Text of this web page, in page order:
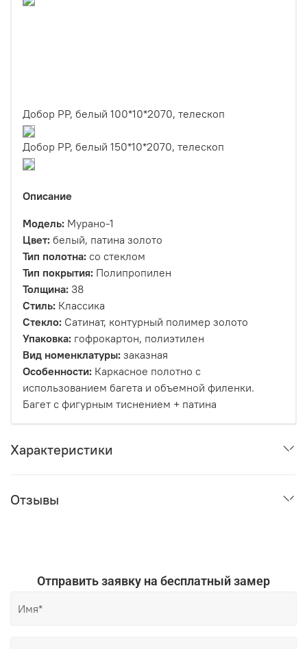
Добор PP, белый 100*10*2070, телескоп
Добор PP, белый 150*10*2070, телескоп
Описание
Модель: Мурано-1
Цвет: белый, патина золото
Тип полотна: со стеклом
Тип покрытия: Полипропилен
Толщина: 38
Стиль: Классика
Стекло: Сатинат, контурный полимер золото
Упаковка: гофрокартон, полиэтилен
Вид номенклатуры: заказная
Особенности: Каркасное полотно с
использованием багета и объемной филенки.
Багет с фигурным тиснением + патина
Характеристики
Отзывы
Отправить заявку на бесплатный замер